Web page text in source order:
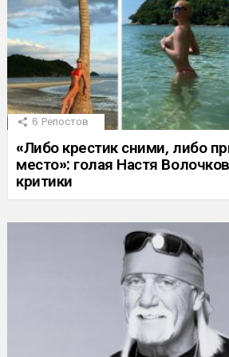
6 Репостов
«Либо крестик сними, либо
место»: голая Настя
критики